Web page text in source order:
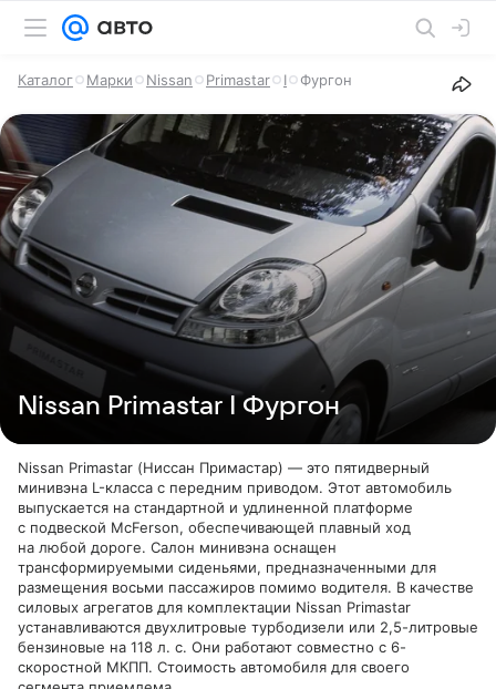
Каталог Марки Nissan Primastar I Фургон
Nissan Primastar I Фургон
Nissan Primastar (Ниссан Примастар) — это пятидверный
минивэна L-класса с передним приводом. Этот автомобиль
выпускается на стандартной и удлиненной платформе
с подвеской McFerson, обеспечивающей плавный ход
на любой дороге. Салон минивэна оснащен
трансформируемыми сиденьями, предназначенными для
размещения восьми пассажиров помимо водителя. В качестве
силовых агрегатов для комплектации Nissan Primastar
устанавливаются двухлитровые турбодизели или 2,5-литровые
бензиновые на 118 л. c. Они работают совместно с 6-
скоростной МКПП. Стоимость автомобиля для своего